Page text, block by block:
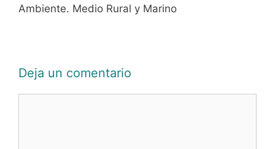
Ambiente. Medio Rural y Marino
Deja un comentario